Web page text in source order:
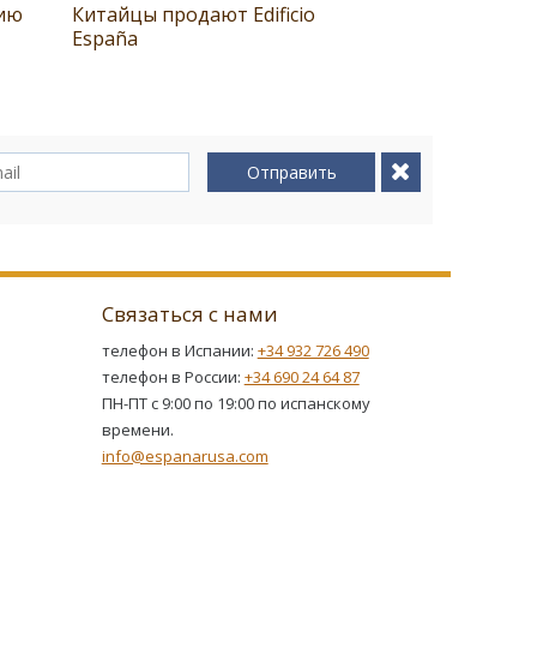
Китайцы продают Edificio
España
Отправить
Связаться с нами
телефон в Испании: +34 932 726 490
телефон в России: +34 690 24 64 87
ПН-ПТ с 9:00 по 19:00 по испанскому
времени.
info@espanarusa.com